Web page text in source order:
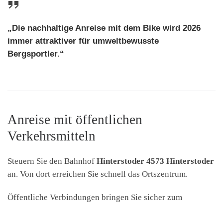
„Die nachhaltige Anreise mit dem Bike wird 2026
immer attraktiver für umweltbewusste
Bergsportler.“
Anreise mit öffentlichen
Verkehrsmitteln
Steuern Sie den Bahnhof Hinterstoder 4573 Hinterstoder
an. Von dort erreichen Sie schnell das Ortszentrum.
Öffentliche Verbindungen bringen Sie sicher zum